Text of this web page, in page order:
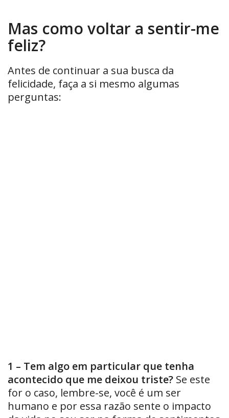
Mas como voltar a sentir-me
feliz?
Antes de continuar a sua busca da
felicidade, faça a si mesmo algumas
perguntas:
1 – Tem algo em particular que tenha
acontecido que me deixou triste? Se este
for o caso, lembre-se, você é um ser
humano e por essa razão sente o impacto